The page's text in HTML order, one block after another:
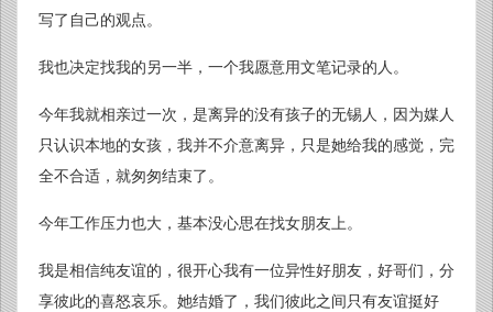
写了自己的观点。
我也决定找我的另一半，一个我愿意用文笔记录的人。
今年我就相亲过一次，是离异的没有孩子的无锡人，因为媒人
只认识本地的女孩，我并不介意离异，只是她给我的感觉，完
全不合适，就匆匆结束了。
今年工作压力也大，基本没心思在找女朋友上。
我是相信纯友谊的，很开心我有一位异性好朋友，好哥们，分
享彼此的喜怒哀乐。她结婚了，我们彼此之间只有友谊挺好